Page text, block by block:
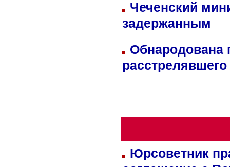
Чеченский
задержанным
Обнародована
Юрсоветник